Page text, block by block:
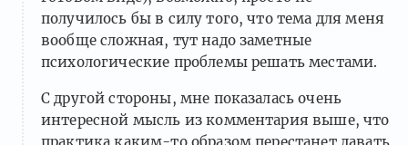
получилось бы в силу того, что тема для меня
вообще сложная, тут надо заметные
психологические проблемы решать местами.
С другой стороны, мне показалась очень
интересной мысль из комментария выше, что